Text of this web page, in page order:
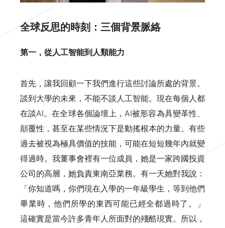
全球反思的時刻：三個背景脈絡
第一，從人工智能到人類能力
首先，讓我回顧一下我們進行這些討論所處的背景。
談到大學的未來，不能不談人工智能。現在每個人都
在談AI。在全球各個論壇上，AI被形容為具變革性、
顛覆性，甚至在某些情況下是動搖根本的力量。有些
過去被視為極具價值的技能，可能在短短幾年內就變
得過時。我董事會裡有一位成員，她是一家跨國投資
公司的高層，她負責東南亞業務。有一天她對我說：
「你知道嗎，你們現在入學的一年級學生，等到他們
畢業時，他們所學的東西可能已經全都過時了。」
這確實是當今許多青年人所面對的殘酷現實。所以，